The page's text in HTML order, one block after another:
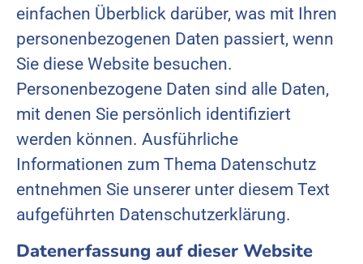
einfachen Überblick darüber, was mit Ihren
personenbezogenen Daten passiert, wenn
Sie diese Website besuchen.
Personenbezogene Daten sind alle Daten,
mit denen Sie persönlich identifiziert
werden können. Ausführliche
Informationen zum Thema Datenschutz
entnehmen Sie unserer unter diesem Text
aufgeführten Datenschutzerklärung.
Datenerfassung auf dieser Website